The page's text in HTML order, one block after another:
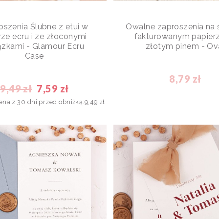
Ślubne z etui w
ecru i ze złoconymi
- Glamour Ecru
Case
9,49 zł 7,59 zł
z 30 dni przed obniżką:9,49 zł
Owalne zaproszenia na
fakturowanym
złotym pinem -
8,79 zł